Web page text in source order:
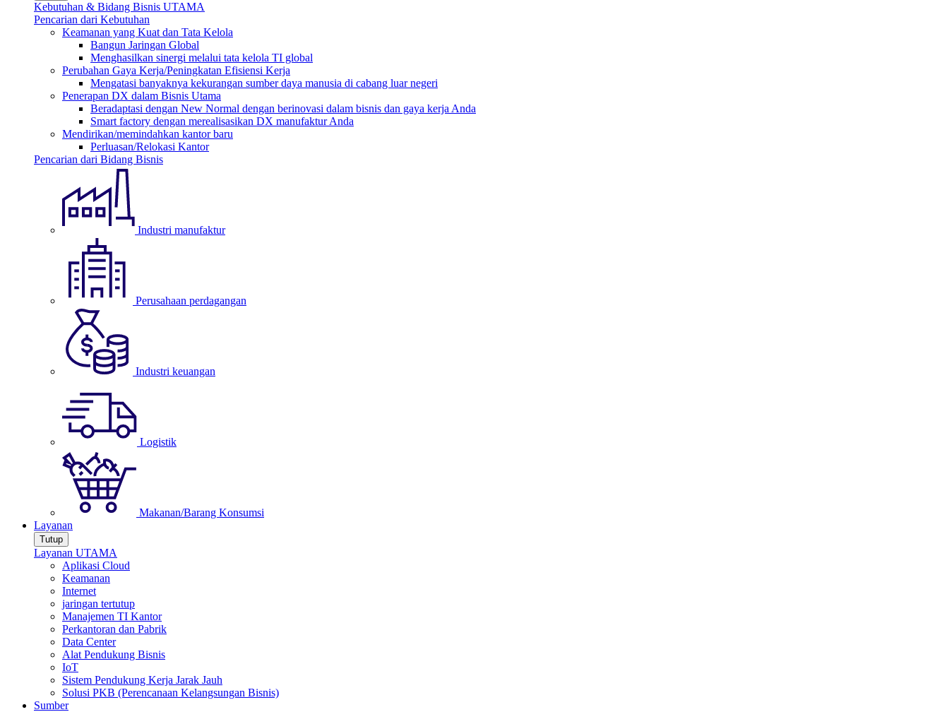
Kebutuhan & Bidang Bisnis UTAMA
Pencarian dari Kebutuhan
Keamanan yang Kuat dan Tata Kelola
Bangun Jaringan Global
Menghasilkan sinergi melalui tata kelola TI global
Perubahan Gaya Kerja/Peningkatan Efisiensi Kerja
Mengatasi banyaknya kekurangan sumber daya manusia di cabang luar negeri
Penerapan DX dalam Bisnis Utama
Beradaptasi dengan New Normal dengan berinovasi dalam bisnis dan gaya kerja Anda
Smart factory dengan merealisasikan DX manufaktur Anda
Mendirikan/memindahkan kantor baru
Perluasan/Relokasi Kantor
Pencarian dari Bidang Bisnis
Industri manufaktur
Perusahaan perdagangan
Industri keuangan
Logistik
Makanan/Barang Konsumsi
Layanan
Tutup
Layanan UTAMA
Aplikasi Cloud
Keamanan
Internet
jaringan tertutup
Manajemen TI Kantor
Perkantoran dan Pabrik
Data Center
Alat Pendukung Bisnis
IoT
Sistem Pendukung Kerja Jarak Jauh
Solusi PKB (Perencanaan Kelangsungan Bisnis)
Sumber